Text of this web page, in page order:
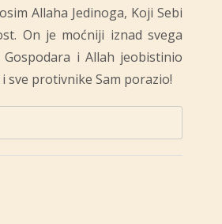
Allaha Jedinoga, Koji Sebi
On je moćniji iznad svega
i Allah jeobistinio
sve protivnike Sam porazio!